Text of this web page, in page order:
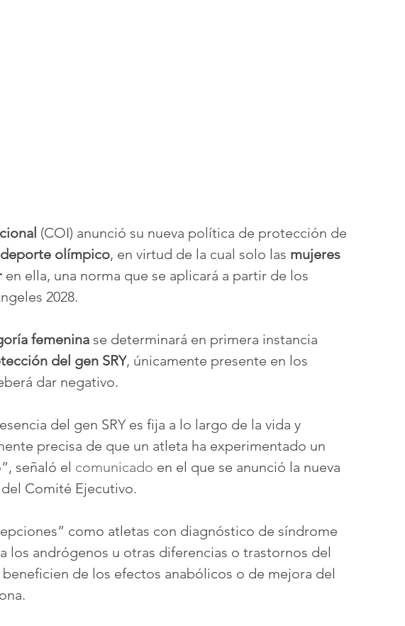
(COI) anunció su nueva política de protección de
deporte olímpico, en virtud de la cual solo las mujeres
en ella, una norma que se aplicará a partir de los
2028.
femenina se determinará en primera instancia
del gen SRY, únicamente presente en los
dar negativo.
del gen SRY es fija a lo largo de la vida y
precisa de que un atleta ha experimentado un
señaló el comunicado en el que se anunció la nueva
Comité Ejecutivo.
como atletas con diagnóstico de síndrome
los andrógenos u otras diferencias o trastornos del
de los efectos anabólicos o de mejora del